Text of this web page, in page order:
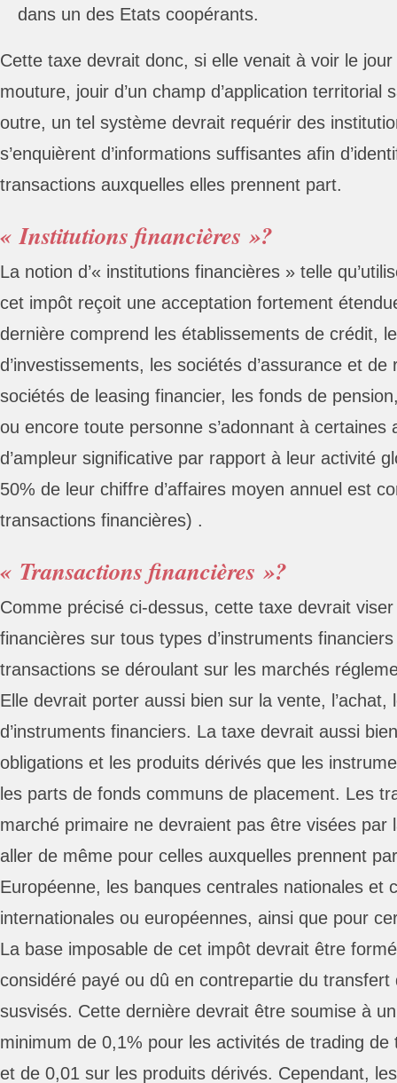
dans un des Etats coopérants.
Cette taxe devrait donc, si elle venait à voir le
mouture, jouir d’un champ d’application territorial
outre, un tel système devrait requérir des
s’enquièrent d’informations suffisantes afin
transactions auxquelles elles prennent part.
« Institutions financières »?
La notion d’« institutions financières » telle
cet impôt reçoit une acceptation fortement
dernière comprend les établissements de crédit,
d’investissements, les sociétés d’assurance et
sociétés de leasing financier, les fonds de
ou encore toute personne s’adonnant à certaines
d’ampleur significative par rapport à leur activité
50% de leur chiffre d’affaires moyen annuel est
transactions financières) .
« Transactions financières »?
Comme précisé ci-dessus, cette taxe devrait
financières sur tous types d’instruments
transactions se déroulant sur les marchés
Elle devrait porter aussi bien sur la vente, l’achat,
d’instruments financiers. La taxe devrait aussi
obligations et les produits dérivés que les
les parts de fonds communs de placement. Les
marché primaire ne devraient pas être visées par
aller de même pour celles auxquelles prennent
Européenne, les banques centrales nationales et
internationales ou européennes, ainsi que pour
La base imposable de cet impôt devrait être
considéré payé ou dû en contrepartie du transfert
susvisés. Cette dernière devrait être soumise à
minimum de 0,1% pour les activités de trading de
et de 0,01 sur les produits dérivés. Cependant,